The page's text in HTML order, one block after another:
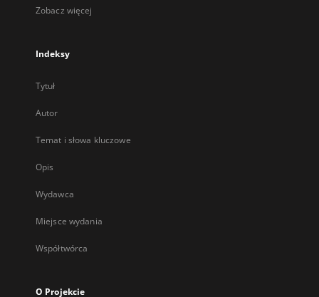
Zobacz więcej
Indeksy
Tytuł
Autor
Temat i słowa kluczowe
Opis
Wydawca
Miejsce wydania
Współtwórca
O Projekcie